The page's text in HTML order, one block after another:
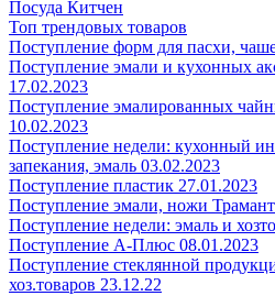
Посуда Китчен
Топ трендовых товаров
Поступление форм для пасхи,
Поступление эмали и кухонных
17.02.2023
Поступление эмалированных
10.02.2023
Поступление недели: кухонный
запекания, эмаль 03.02.2023
Поступление пластик 27.01.2023
Поступление эмали, ножи
Поступление недели: эмаль и
Поступление А-Плюс 08.01.2023
Поступление стеклянной
хоз.товаров 23.12.22